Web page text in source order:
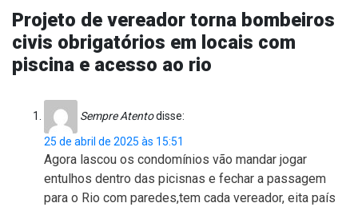
Projeto de vereador torna bombeiros
civis obrigatórios em locais com
piscina e acesso ao rio
Sempre Atentodisse:
25 de abril de 2025 às 15:51
Agora lascou os condomínios vão mandar jogar
entulhos dentro das picisnas e fechar a passagem
para o Rio com paredes,tem cada vereador, eita país